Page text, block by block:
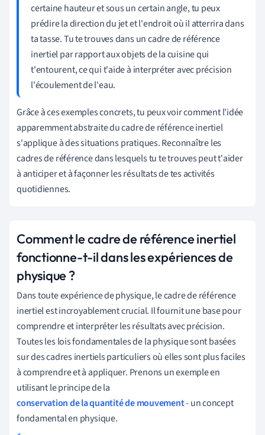
certaine hauteur et sous un certain angle, tu peux
prédire la direction du jet et l'endroit où il atterrira dans
ta tasse. Tu te trouves dans un cadre de référence
inertiel par rapport aux objets de la cuisine qui
t'entourent, ce qui t'aide à interpréter avec précision
l'écoulement de l'eau.
Grâce à ces exemples concrets, tu peux voir comment l'idée
apparemment abstraite du cadre de référence inertiel
s'applique à des situations pratiques. Reconnaître les
cadres de référence dans lesquels tu te trouves peut t'aider
à anticiper et à façonner les résultats de tes activités
quotidiennes.
Comment le cadre de référence inertiel
fonctionne-t-il dans les expériences de
physique ?
Dans toute expérience de physique, le cadre de référence
inertiel est incroyablement crucial. Il fournit une base pour
comprendre et interpréter les résultats avec précision.
Toutes les lois fondamentales de la physique sont basées
sur des cadres inertiels particuliers où elles sont plus faciles
à comprendre et à appliquer. Prenons un exemple en
utilisant le principe de la
conservation de la quantité de mouvement- un concept
fondamental en physique.